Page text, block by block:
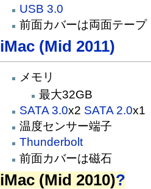
USB 3.0
前面カバーは両面テープ
iMac (Mid 2011)
メモリ
最大32GB
SATA 3.0x2 SATA 2.0x1
温度センサー端子
Thunderbolt
前面カバーは磁石
iMac (Mid 2010)?